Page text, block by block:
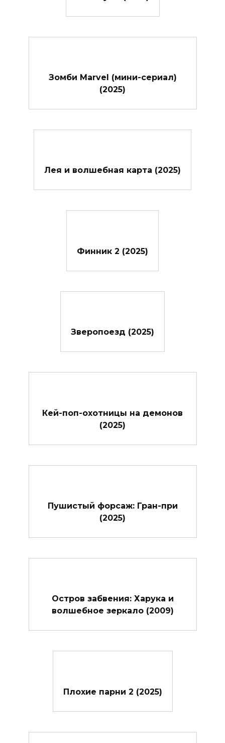
Зомби Marvel (мини-сериал)
(2025)
Лея и волшебная карта (2025)
Финник 2 (2025)
Зверопоезд (2025)
Кей-поп-охотницы на демонов
(2025)
Пушистый форсаж: Гран-при
(2025)
Остров забвения: Харука и
волшебное зеркало (2009)
Плохие парни 2 (2025)